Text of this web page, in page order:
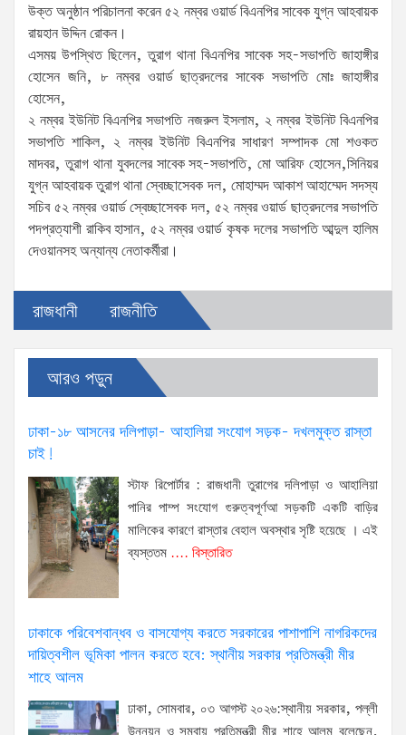
উক্ত অনুষ্ঠান পরিচালনা করেন ৫২ নম্বর ওয়ার্ড বিএনপির সাবেক যুগ্ন আহবায়ক
রায়হান উদ্দিন রোকন।
এসময় উপস্থিত ছিলেন, তুরাগ থানা বিএনপির সাবেক সহ-সভাপতি জাহাঙ্গীর
হোসেন জনি, ৮ নম্বর ওয়ার্ড ছাত্রদলের সাবেক সভাপতি মোঃ জাহাঙ্গীর
হোসেন,
২ নম্বর ইউনিট বিএনপির সভাপতি নজরুল ইসলাম, ২ নম্বর ইউনিট বিএনপির
সভাপতি শাকিল, ২ নম্বর ইউনিট বিএনপির সাধারণ সম্পাদক মো শওকত
মাদবর, তুরাগ থানা যুবদলের সাবেক সহ-সভাপতি, মো আরিফ হোসেন,সিনিয়র
যুগ্ন আহবায়ক তুরাগ থানা স্বেচ্ছাসেবক দল, মোহাম্মদ আকাশ আহাম্মেদ সদস্য
সচিব ৫২ নম্বর ওয়ার্ড স্বেচ্ছাসেবক দল, ৫২ নম্বর ওয়ার্ড ছাত্রদলের সভাপতি
পদপ্রত্যাশী রাকিব হাসান, ৫২ নম্বর ওয়ার্ড কৃষক দলের সভাপতি আব্দুল হালিম
দেওয়ানসহ অন্যান্য নেতাকর্মীরা।
রাজধানী রাজনীতি
আরও পড়ুন
ঢাকা-১৮ আসনের দলিপাড়া- আহালিয়া সংযোগ সড়ক- দখলমুক্ত রাস্তা
চাই!
স্টাফ রিপোর্টার : রাজধানী তুরাগের দলিপাড়া ও আহালিয়া
পানির পাম্প সংযোগ গুরুত্বপূর্ণআ সড়কটি একটি বাড়ির
মালিকের কারণে রাস্তার বেহাল অবস্থার সৃষ্টি হয়েছে । এই
ব্যস্ততম .... বিস্তারিত
ঢাকাকে পরিবেশবান্ধব ও বাসযোগ্য করতে সরকারের পাশাপাশি নাগরিকদের
দায়িত্বশীল ভূমিকা পালন করতে হবে: স্থানীয় সরকার প্রতিমন্ত্রী মীর
শাহে আলম
ঢাকা, সোমবার, ০৩ আগস্ট ২০২৬:স্থানীয় সরকার, পল্লী